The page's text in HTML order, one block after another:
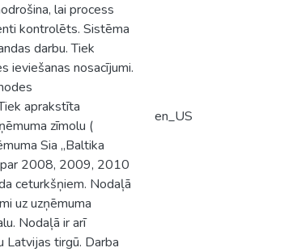
lai process
kontrolēts. Sistēma
darbu. Tiek
ieviešanas nosacījumi.
aprakstīta
zīmolu (
Sia „Baltika
par 2008, 2009, 2010
ceturkšņiem. Nodaļā
uz uzņēmuma
Nodaļā ir arī
Latvijas tirgū. Darba
en_US